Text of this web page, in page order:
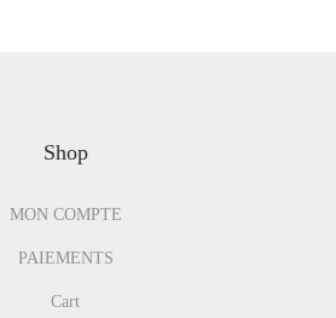
Shop
MON COMPTE
PAIEMENTS
Cart